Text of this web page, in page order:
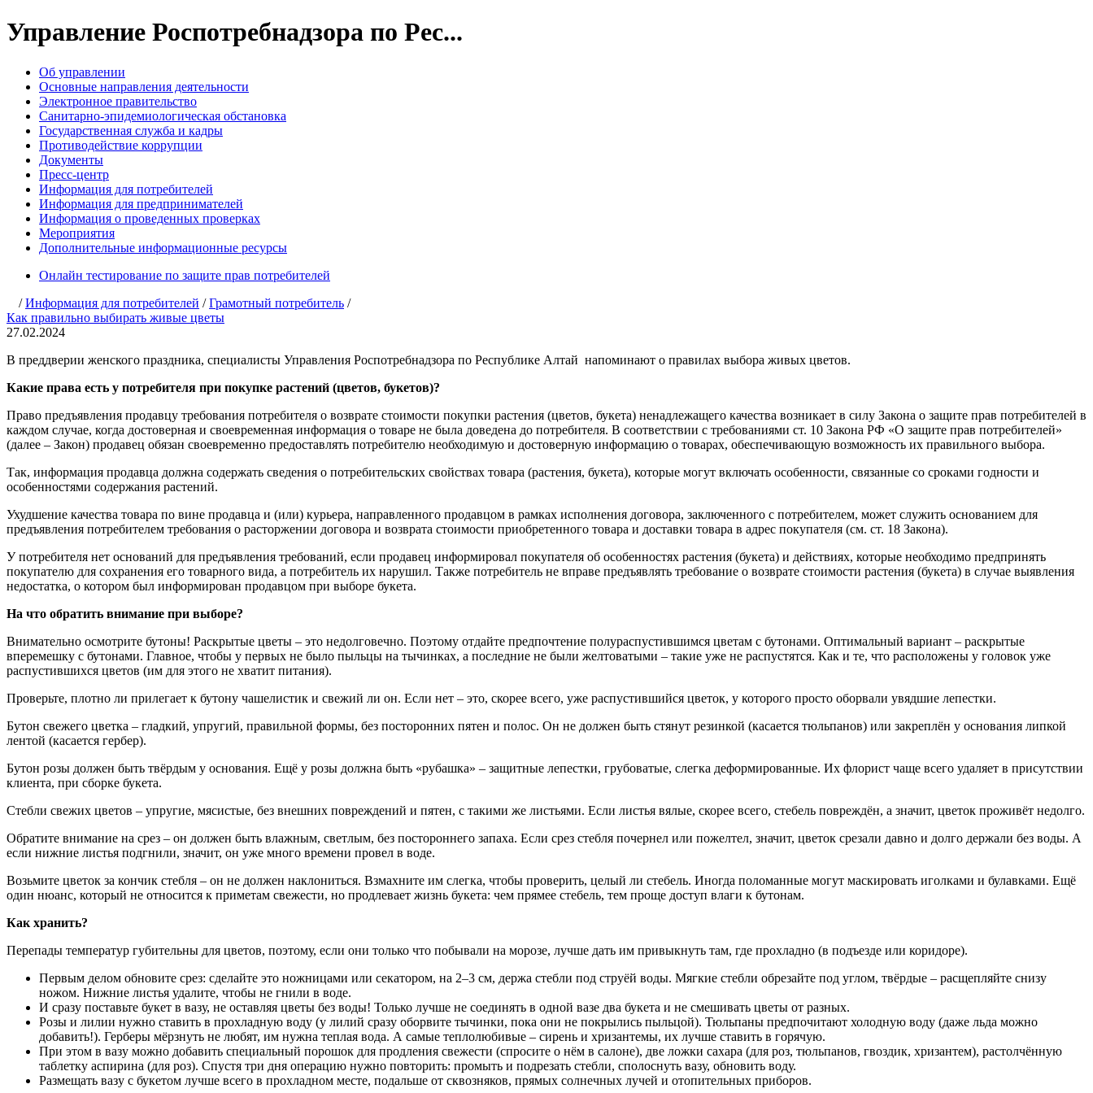
Управление Роспотребнадзора по Рес...
Об управлении
Основные направления деятельности
Электронное правительство
Санитарно-эпидемиологическая обстановка
Государственная служба и кадры
Противодействие коррупции
Документы
Пресс-центр
Информация для потребителей
Информация для предпринимателей
Информация о проведенных проверках
Мероприятия
Дополнительные информационные ресурсы
Онлайн тестирование по защите прав потребителей
/Информация для потребителей /Грамотный потребитель /
Как правильно выбирать живые цветы
27.02.2024
В преддверии женского праздника, специалисты Управления Роспотребнадзора по Республике Алтай напоминают о правилах выбора живых цветов.
Какие права есть у потребителя при покупке растений (цветов, букетов)?
Право предъявления продавцу требования потребителя о возврате стоимости покупки растения (цветов, букета) ненадлежащего качества возникает в силу Закона о защите прав потребителей в
каждом случае, когда достоверная и своевременная информация о товаре не была доведена до потребителя. В соответствии с требованиями ст. 10 Закона РФ «О защите прав потребителей»
(далее – Закон) продавец обязан своевременно предоставлять потребителю необходимую и достоверную информацию о товарах, обеспечивающую возможность их правильного выбора.
Так, информация продавца должна содержать сведения о потребительских свойствах товара (растения, букета), которые могут включать особенности, связанные со сроками годности и
особенностями содержания растений.
Ухудшение качества товара по вине продавца и (или) курьера, направленного продавцом в рамках исполнения договора, заключенного с потребителем, может служить основанием для
предъявления потребителем требования о расторжении договора и возврата стоимости приобретенного товара и доставки товара в адрес покупателя (см. ст. 18 Закона).
У потребителя нет оснований для предъявления требований, если продавец информировал покупателя об особенностях растения (букета) и действиях, которые необходимо предпринять
покупателю для сохранения его товарного вида, а потребитель их нарушил. Также потребитель не вправе предъявлять требование о возврате стоимости растения (букета) в случае выявления
недостатка, о котором был информирован продавцом при выборе букета.
На что обратить внимание при выборе?
Внимательно осмотрите бутоны! Раскрытые цветы – это недолговечно. Поэтому отдайте предпочтение полураспустившимся цветам с бутонами. Оптимальный вариант – раскрытые
вперемешку с бутонами. Главное, чтобы у первых не было пыльцы на тычинках, а последние не были желтоватыми – такие уже не распустятся. Как и те, что расположены у головок уже
распустившихся цветов (им для этого не хватит питания).
Проверьте, плотно ли прилегает к бутону чашелистик и свежий ли он. Если нет – это, скорее всего, уже распустившийся цветок, у которого просто оборвали увядшие лепестки.
Бутон свежего цветка – гладкий, упругий, правильной формы, без посторонних пятен и полос. Он не должен быть стянут резинкой (касается тюльпанов) или закреплён у основания липкой
лентой (касается гербер).
Бутон розы должен быть твёрдым у основания. Ещё у розы должна быть «рубашка» – защитные лепестки, грубоватые, слегка деформированные. Их флорист чаще всего удаляет в присутствии
клиента, при сборке букета.
Стебли свежих цветов – упругие, мясистые, без внешних повреждений и пятен, с такими же листьями. Если листья вялые, скорее всего, стебель повреждён, а значит, цветок проживёт недолго.
Обратите внимание на срез – он должен быть влажным, светлым, без постороннего запаха. Если срез стебля почернел или пожелтел, значит, цветок срезали давно и долго держали без воды. А
если нижние листья подгнили, значит, он уже много времени провел в воде.
Возьмите цветок за кончик стебля – он не должен наклониться. Взмахните им слегка, чтобы проверить, целый ли стебель. Иногда поломанные могут маскировать иголками и булавками. Ещё
один нюанс, который не относится к приметам свежести, но продлевает жизнь букета: чем прямее стебель, тем проще доступ влаги к бутонам.
Как хранить?
Перепады температур губительны для цветов, поэтому, если они только что побывали на морозе, лучше дать им привыкнуть там, где прохладно (в подъезде или коридоре).
Первым делом обновите срез: сделайте это ножницами или секатором, на 2–3 см, держа стебли под струёй воды. Мягкие стебли обрезайте под углом, твёрдые – расщепляйте снизу
ножом. Нижние листья удалите, чтобы не гнили в воде.
И сразу поставьте букет в вазу, не оставляя цветы без воды! Только лучше не соединять в одной вазе два букета и не смешивать цветы от разных.
Розы и лилии нужно ставить в прохладную воду (у лилий сразу оборвите тычинки, пока они не покрылись пыльцой). Тюльпаны предпочитают холодную воду (даже льда можно
добавить!). Герберы мёрзнуть не любят, им нужна теплая вода. А самые теплолюбивые – сирень и хризантемы, их лучше ставить в горячую.
При этом в вазу можно добавить специальный порошок для продления свежести (спросите о нём в салоне), две ложки сахара (для роз, тюльпанов, гвоздик, хризантем), растолчённую
таблетку аспирина (для роз). Спустя три дня операцию нужно повторить: промыть и подрезать стебли, сполоснуть вазу, обновить воду.
Размещать вазу с букетом лучше всего в прохладном месте, подальше от сквозняков, прямых солнечных лучей и отопительных приборов.